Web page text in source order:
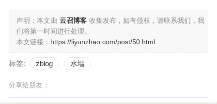
声明：本文由 云召博客 收集发布，如有侵权，请联系我们，我
们将第一时间进行处理。
本文链接： https://liyunzhao.com/post/50.html
标签: zblog 水墙
分享给朋友：